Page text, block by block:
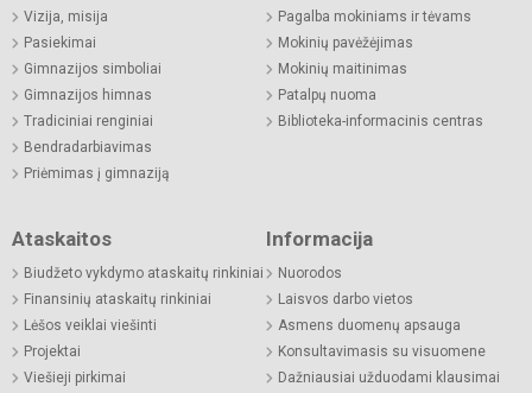
Vizija, misija
Pasiekimai
Gimnazijos simboliai
Gimnazijos himnas
Tradiciniai renginiai
Bendradarbiavimas
Priėmimas į gimnaziją
Pagalba mokiniams ir tėvams
Mokinių pavėžėjimas
Mokinių maitinimas
Patalpų nuoma
Biblioteka-informacinis centras
Ataskaitos
Biudžeto vykdymo ataskaitų rinkiniai
Finansinių ataskaitų rinkiniai
Lėšos veiklai viešinti
Projektai
Viešieji pirkimai
Informacija
Nuorodos
Laisvos darbo vietos
Asmens duomenų apsauga
Konsultavimasis su visuomene
Dažniausiai užduodami klausimai